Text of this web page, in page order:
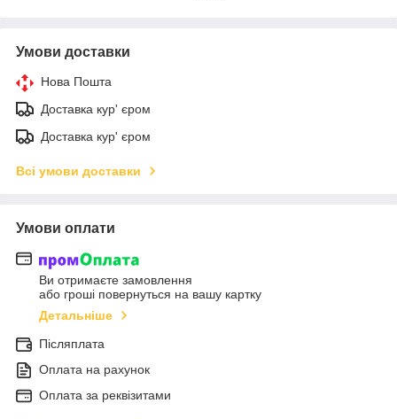
Умови доставки
Нова Пошта
Доставка кур' єром
Доставка кур' єром
Всі умови доставки
Умови оплати
Ви отримаєте замовлення
або гроші повернуться на вашу картку
Детальніше
Післяплата
Оплата на рахунок
Оплата за реквізитами